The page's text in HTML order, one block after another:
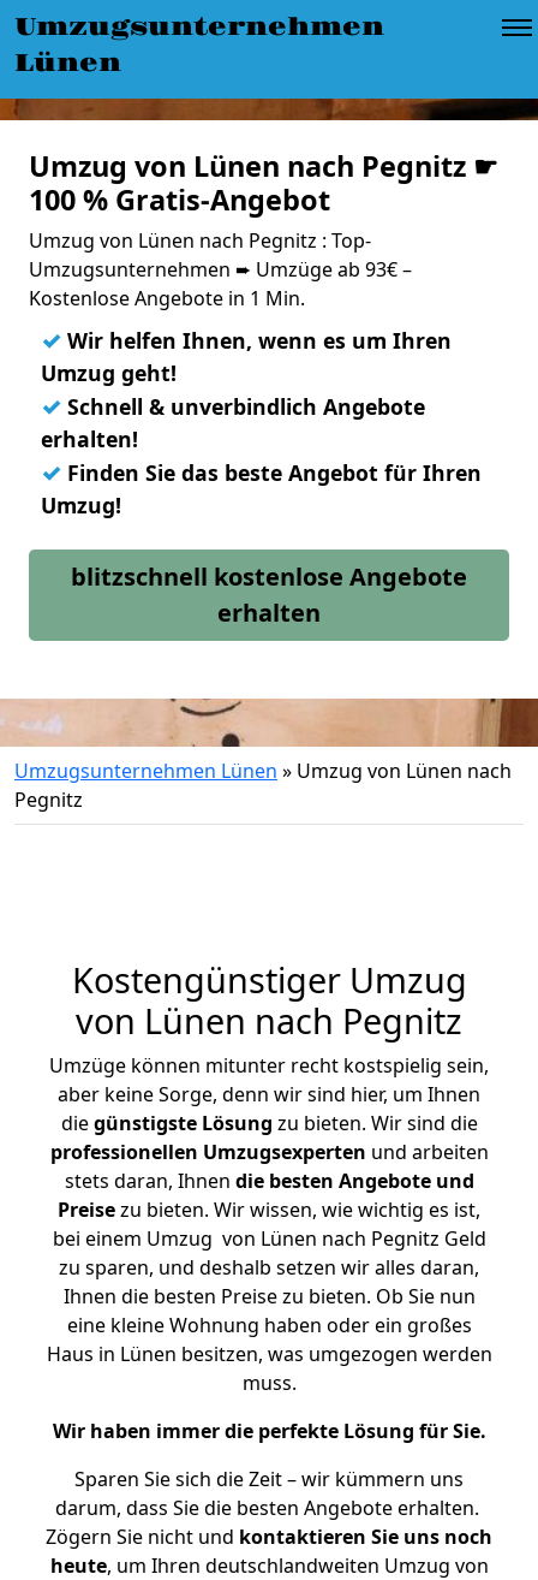
Umzugsunternehmen
Lünen
Umzug von Lünen nach Pegnitz ☛
100 % Gratis-Angebot
Umzug von Lünen nach Pegnitz : Top-
Umzugsunternehmen ➨ Umzüge ab 93€ –
Kostenlose Angebote in 1 Min.
✓ Wir helfen Ihnen, wenn es um Ihren
Umzug geht!
✓ Schnell & unverbindlich Angebote
erhalten!
✓ Finden Sie das beste Angebot für Ihren
Umzug!
blitzschnell kostenlose Angebote
erhalten
Umzugsunternehmen Lünen » Umzug von Lünen nach
Pegnitz
Kostengünstiger Umzug
von Lünen nach Pegnitz
Umzüge können mitunter recht kostspielig sein,
aber keine Sorge, denn wir sind hier, um Ihnen
diegünstigste Lösung zu bieten. Wir sind die
professionellen Umzugsexperten und arbeiten
stets daran, Ihnen die besten Angebote und
Preisezu bieten. Wir wissen, wie wichtig es ist,
bei einem Umzug von Lünen nach Pegnitz Geld
zu sparen, und deshalb setzen wir alles daran,
Ihnen die besten Preise zu bieten. Ob Sie nun
eine kleine Wohnung haben oder ein großes
Haus in Lünen besitzen, was umgezogen werden
muss.
Wir haben immer die perfekte Lösung für Sie.
Sparen Sie sich die Zeit – wir kümmern uns
darum, dass Sie die besten Angebote erhalten.
Zögern Sie nicht und kontaktieren Sie uns noch
heute, um Ihren deutschlandweiten Umzug von